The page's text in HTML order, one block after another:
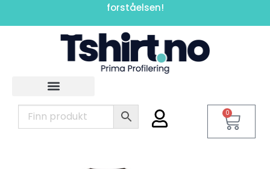
forståelsen!
0